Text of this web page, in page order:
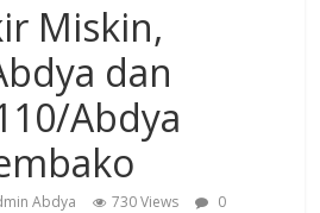
Miskin,
dan
Abdya
Abdya 730 Views
0